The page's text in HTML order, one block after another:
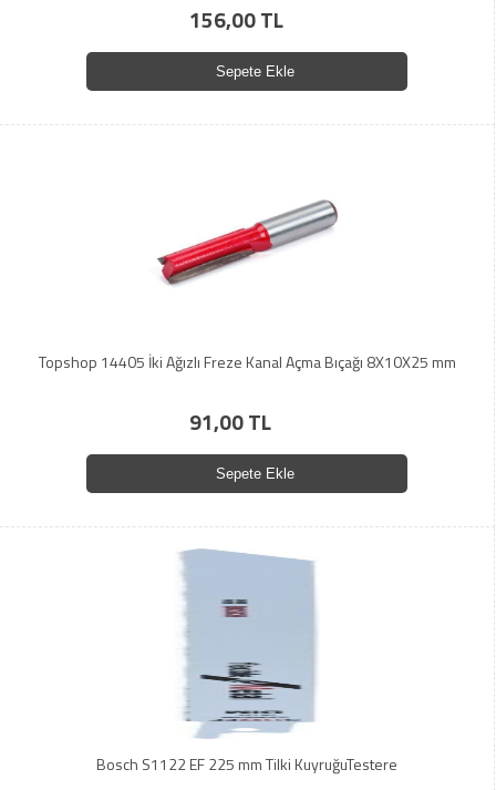
156,00 TL
Sepete Ekle
Topshop 14405 İki Ağızlı Freze Kanal Açma Bıçağı 8X10X25 mm
91,00 TL
Sepete Ekle
Bosch S1122 EF 225 mm Tilki KuyruğuTestere